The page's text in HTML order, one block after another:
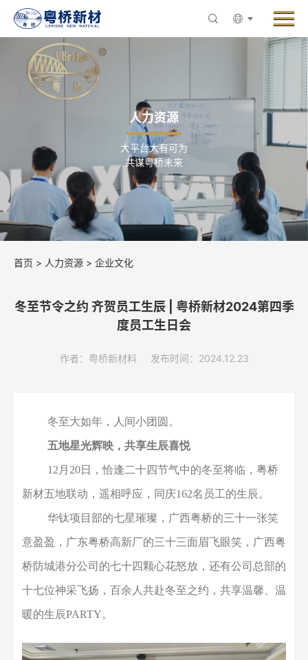
走进粤桥
产品与业务
创新与研发
ESG与可持续发展
人力资源
联系粤桥
人力资源
大平台大有可为
共谋粤桥未来
首页 > 人力资源 > 企业文化
冬至节令之约 齐贺员工生辰 | 粤桥新材2024第四季
度员工生日会
作者：粤桥新材料 发布时间：2024.12.23
冬至大如年 ， 人间小团圆 。
五地星光辉映 ，共享生辰喜悦
12月20日 ，恰逢二十四节气中的冬至将临，粤桥
新材五地联动，遥相呼应，同庆162名员工的生辰。
华钛项目部的七星璀璨，广西粤桥的三十一张笑
意盈盈 ， 广东粤桥高新厂的三十三面眉飞眼笑 ， 广西粤
桥防城港分公司 的七十四颗心花怒放 ，还有公司 总部的
十七位神采飞扬 ，百余人共赴冬至之约， 共享温馨 温
暖的生辰PARTY。